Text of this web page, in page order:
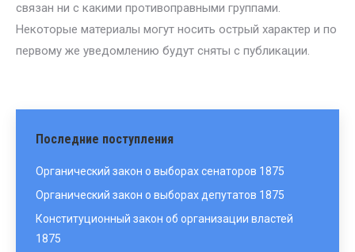
связан ни с какими противоправными группами.
Некоторые материалы могут носить острый характер и по
первому же уведомлению будут сняты с публикации.
Последние поступления
Органический закон о выборах сенаторов 1875
Органический закон о выборах депутатов 1875
Конституционный закон об организации властей
1875